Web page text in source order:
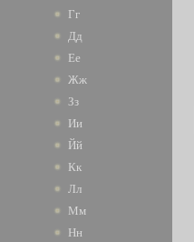
Гг
Дд
Ее
Жж
Зз
Ии
Йй
Кк
Лл
Мм
Нн